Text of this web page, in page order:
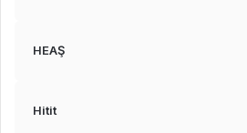
HEAŞ
Hitit